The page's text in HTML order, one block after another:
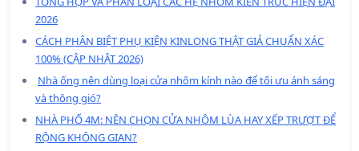
2026
CÁCH PHÂN BIỆT PHỤ KIỆN KINLONG THẬT GIẢ CHUẨN XÁC
100% (CẬP NHẬT 2026)
Nhà ống nên dùng loại cửa nhôm kính nào để tối ưu ánh sáng
và thông gió?
NHÀ PHỐ 4M: NÊN CHỌN CỬA NHÔM LÙA HAY XẾP TRƯỢT ĐỂ
RỘNG KHÔNG GIAN?